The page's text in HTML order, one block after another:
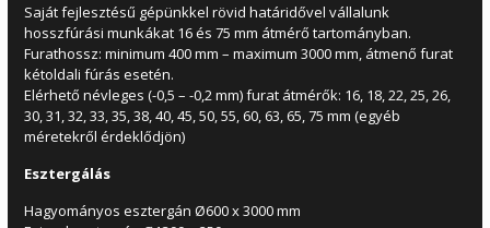
Saját fejlesztésű gépünkkel rövid határidővel vállalunk
hosszfúrási munkákat 16 és 75 mm átmérő tartományban.
Furathossz: minimum 400 mm – maximum 3000 mm, átmenő furat
kétoldali fúrás esetén.
Elérhető névleges (-0,5 – -0,2 mm) furat átmérők: 16, 18, 22, 25, 26,
30, 31, 32, 33, 35, 38, 40, 45, 50, 55, 60, 63, 65, 75 mm (egyéb
méretekről érdeklődjön)
Esztergálás
Hagyományos esztergán Ø600 x 3000 mm